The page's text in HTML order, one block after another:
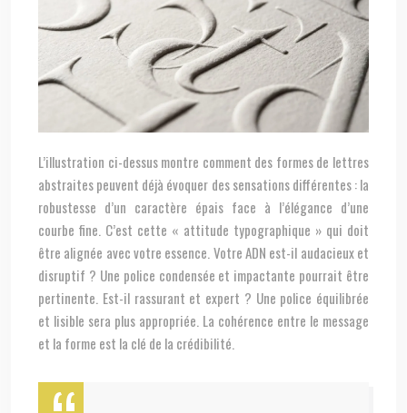
L’illustration ci-dessus montre comment des formes de lettres
abstraites peuvent déjà évoquer des sensations différentes : la
robustesse d’un caractère épais face à l’élégance d’une
courbe fine. C’est cette « attitude typographique » qui doit
être alignée avec votre essence. Votre ADN est-il audacieux et
disruptif ? Une police condensée et impactante pourrait être
pertinente. Est-il rassurant et expert ? Une police équilibrée
et lisible sera plus appropriée. La cohérence entre le message
et la forme est la clé de la crédibilité.